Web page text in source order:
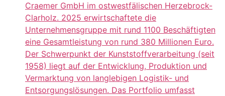
Craemer GmbH im ostwestfälischen Herzebrock-
Clarholz. 2025 erwirtschaftete die
Unternehmensgruppe mit rund 1100 Beschäftigten
eine Gesamtleistung von rund 380 Millionen Euro.
Der Schwerpunkt der Kunststoffverarbeitung (seit
1958) liegt auf der Entwicklung, Produktion und
Vermarktung von langlebigen Logistik- und
Entsorgungslösungen. Das Portfolio umfasst